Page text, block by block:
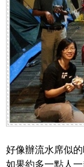
好像辦流水席似
如果約多一點人